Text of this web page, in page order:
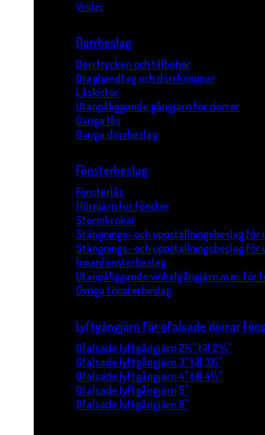
Vrider
Dörrbeslag
Dörrtrycken och tillbehör
Draghandtag och dörrknoppar
Låskistor
Utanpåliggande gångjärn för dörrar
Övriga lås
Övriga dörrbeslag
Fönsterbeslag
Fönsterlås
Hörnjärn för fönster
Stormkrokar
Stängnings- och uppställningsbeslag
Stängnings- och uppställningsbeslag
Innanfönsterbeslag
Utanpåliggande vinkelgångjärn m.m. för
Övriga fönsterbeslag
Lyftgångjärn för ofalsade dörrar
Ofalsade lyftgångjärn 2½" till 2¾"
Ofalsade lyftgångjärn 3" till 3½"
Ofalsade lyftgångjärn 4" till 4½"
Ofalsade lyftgångjärn 5"
Ofalsade lyftgångjärn 6"